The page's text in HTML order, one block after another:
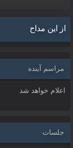
از این مداح
مراسم آینده
اعلام خواهد شد
جلسات